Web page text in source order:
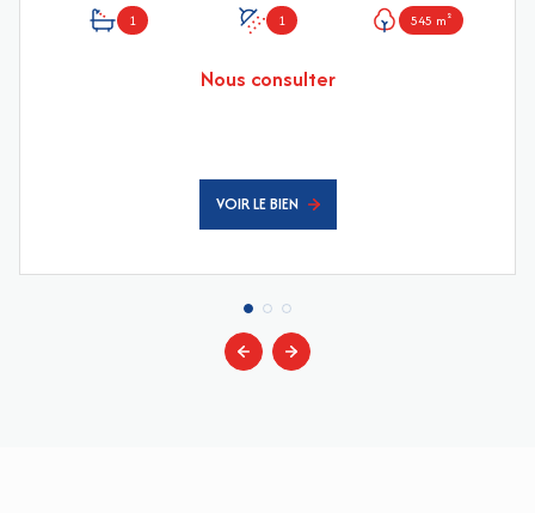
1 1 545 m²
Nous consulter
VOIR LE BIEN